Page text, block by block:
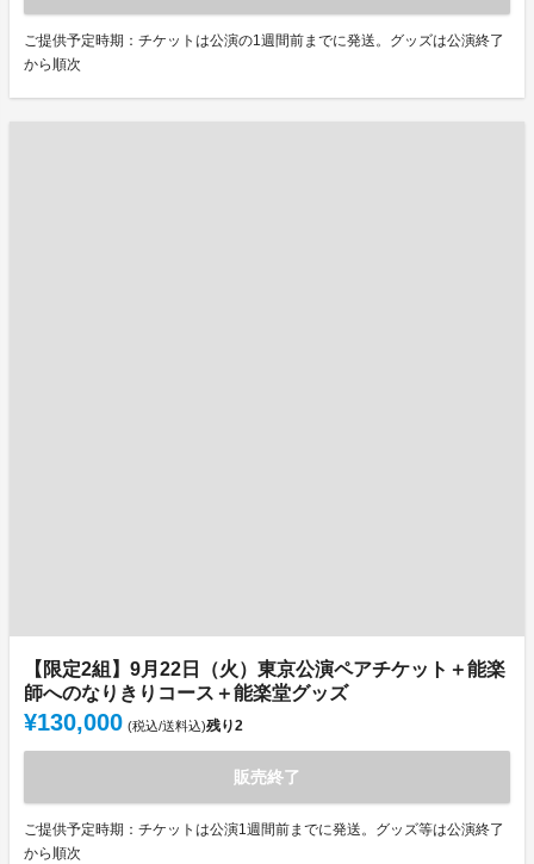
ご提供予定時期：チケットは公演の1週間前までに発送。グッズは公演終了
から順次
【限定2組】9月22日（火）東京公演ペアチケット＋能楽
師へのなりきりコース＋能楽堂グッズ
¥130,000 (税込/送料込)残り2
販売終了
ご提供予定時期：チケットは公演1週間前までに発送。グッズ等は公演終了
から順次